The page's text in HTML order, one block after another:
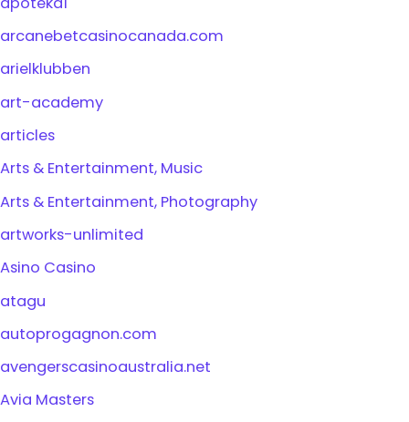
arcanebetcasinocanada.com
arielklubben
art-academy
articles
Arts & Entertainment, Music
Arts & Entertainment, Photography
artworks-unlimited
Asino Casino
atagu
autoprogagnon.com
avengerscasinoaustralia.net
Avia Masters